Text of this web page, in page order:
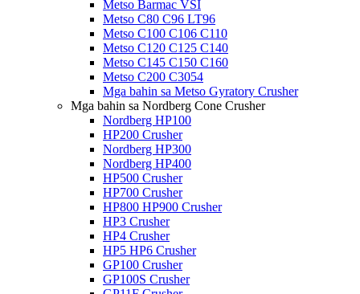
Metso Barmac VSI
Metso C80 C96 LT96
Metso C100 C106 C110
Metso C120 C125 C140
Metso C145 C150 C160
Metso C200 C3054
Mga bahin sa Metso Gyratory Crusher
Mga bahin sa Nordberg Cone Crusher
Nordberg HP100
HP200 Crusher
Nordberg HP300
Nordberg HP400
HP500 Crusher
HP700 Crusher
HP800 HP900 Crusher
HP3 Crusher
HP4 Crusher
HP5 HP6 Crusher
GP100 Crusher
GP100S Crusher